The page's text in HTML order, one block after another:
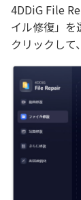
4DDiG File
イル修復」を
クリックして